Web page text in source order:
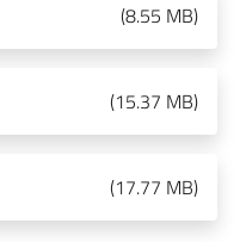
(8.55 MB)
(15.37 MB)
(17.77 MB)